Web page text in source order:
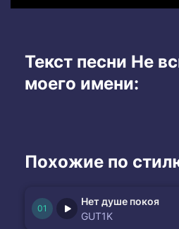
Текст песни Не
моего имени:
Похожие по
Нет душе покоя
GUT1K